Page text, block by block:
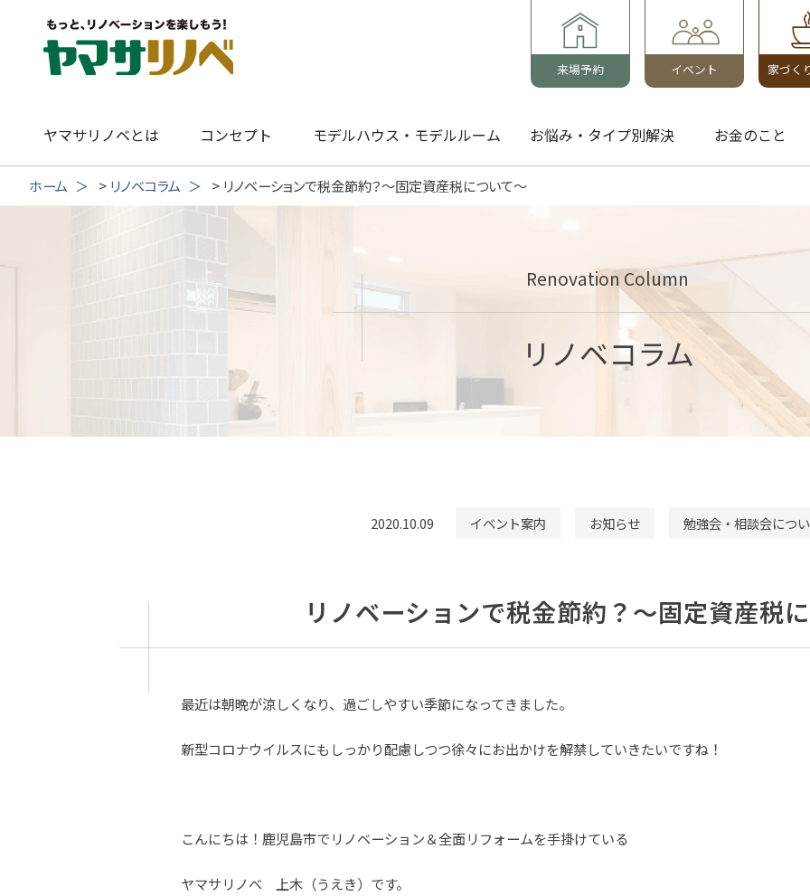
content
来場予約 イベント 家づく
ヤマサリノベとは コンセプト モデルハウス・モデルルーム お悩み・タイプ別解決 お金のこと
ホーム > リノベコラム > リノベーションで税金節約？～固定資産税について～
Renovation Column
リノベコラム
2020.10.09 イベント案内 お知らせ 勉強会・相談会につ
リノベーションで税金節約？～固定資産税
最近は朝晩が涼しくなり、過ごしやすい季節になってきました。
新型コロナウイルスにもしっかり配慮しつつ徐々にお出かけを解禁していきたいですね！
こんにちは！鹿児島市でリノベーション＆全面リフォームを手掛けている
ヤマサリノベ 上木（うえき）です。